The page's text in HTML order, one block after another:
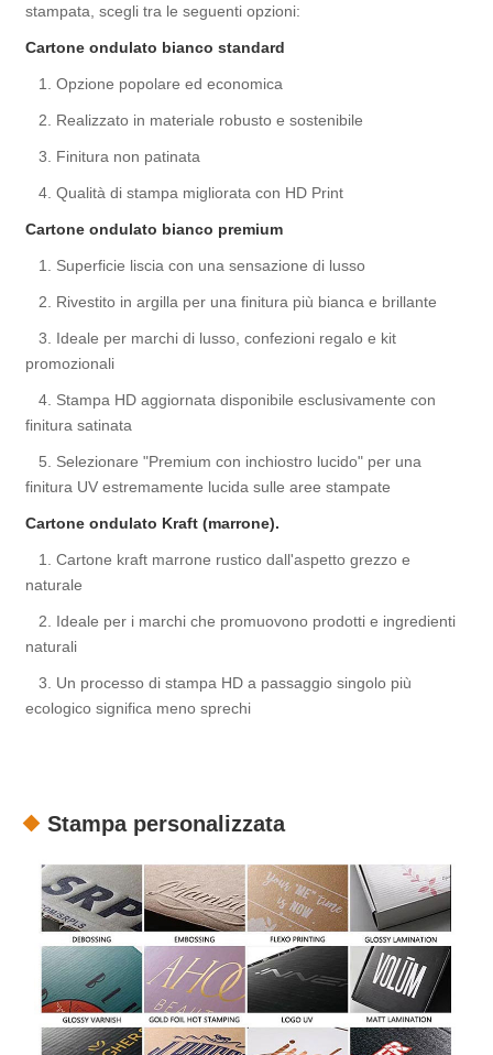
stampata, scegli tra le seguenti opzioni:
Cartone ondulato bianco standard
1. Opzione popolare ed economica
2. Realizzato in materiale robusto e sostenibile
3. Finitura non patinata
4. Qualità di stampa migliorata con HD Print
Cartone ondulato bianco premium
1. Superficie liscia con una sensazione di lusso
2. Rivestito in argilla per una finitura più bianca e brillante
3. Ideale per marchi di lusso, confezioni regalo e kit
promozionali
4. Stampa HD aggiornata disponibile esclusivamente con
finitura satinata
5. Selezionare "Premium con inchiostro lucido" per una
finitura UV estremamente lucida sulle aree stampate
Cartone ondulato Kraft (marrone).
1. Cartone kraft marrone rustico dall'aspetto grezzo e
naturale
2. Ideale per i marchi che promuovono prodotti e ingredienti
naturali
3. Un processo di stampa HD a passaggio singolo più
ecologico significa meno sprechi
Stampa personalizzata